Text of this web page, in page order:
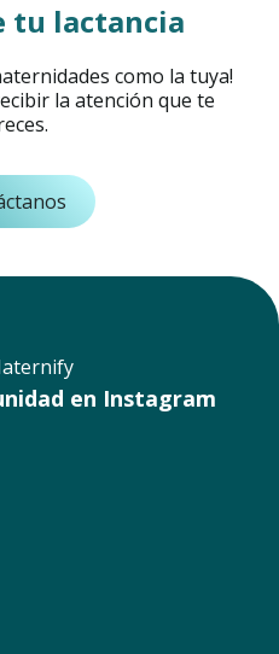
tu lactancia
como la tuya!
la atención que te
en Instagram